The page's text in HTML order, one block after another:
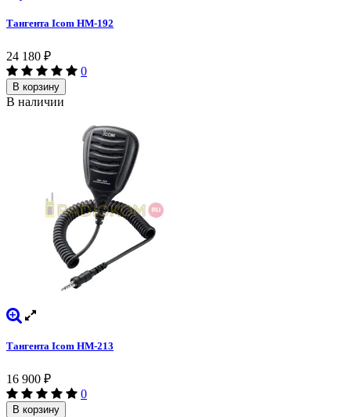
Тангента Icom HM-192
24 180 ₽
0
В корзину
В наличии
Тангента Icom HM-213
16 900 ₽
0
В корзину